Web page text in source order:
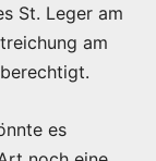
St. Leger am
am
es